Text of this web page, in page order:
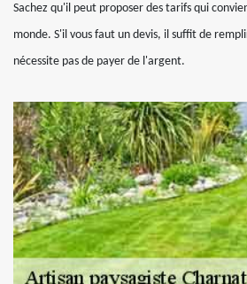
Sachez qu'il peut proposer des tarifs qui
monde. S'il vous faut un devis, il suffit de
nécessite pas de payer de l'argent.